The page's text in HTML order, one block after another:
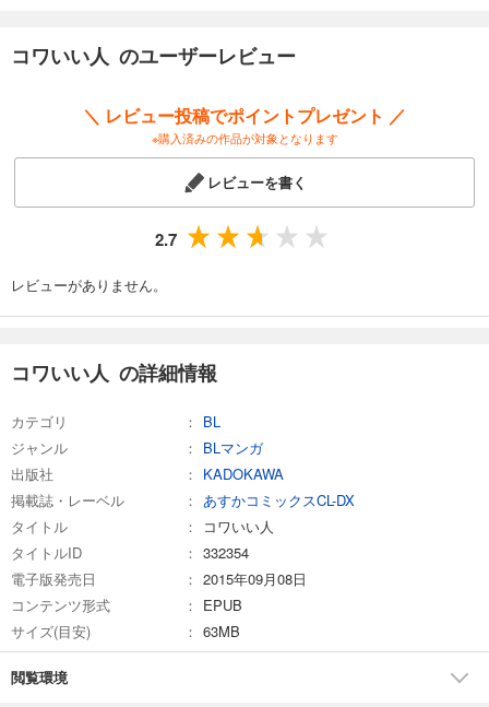
コワいい人 のユーザーレビュー
＼ レビュー投稿でポイントプレゼント ／
※購入済みの作品が対象となります
レビューを書く
2.7
レビューがありません。
コワいい人 の詳細情報
カテゴリ
BL
ジャンル
BLマンガ
出版社
KADOKAWA
掲載誌・レーベル
あすかコミックスCL-DX
タイトル
コワいい人
タイトルID
332354
電子版発売日
2015年09月08日
コンテンツ形式
EPUB
サイズ(目安)
63MB
閲覧環境